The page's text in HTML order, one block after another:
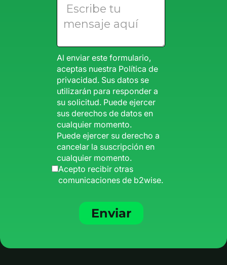
Al enviar este formulario,
aceptas nuestra Política de
privacidad. Sus datos se
utilizarán para responder a
su solicitud. Puede ejercer
sus derechos de datos en
cualquier momento.
Puede ejercer su derecho a
cancelar la suscripción en
cualquier momento.
Acepto recibir otras
comunicaciones de b2wise.